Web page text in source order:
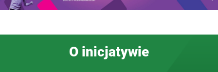
O inicjatywie